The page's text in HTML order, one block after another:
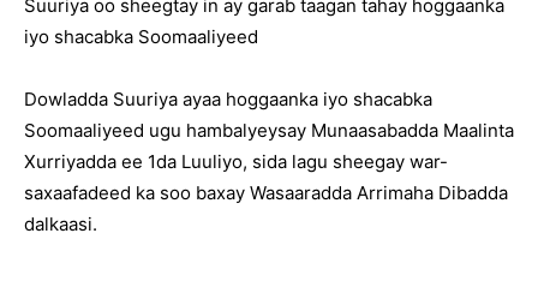
Suuriya oo sheegtay in ay garab taagan tahay hoggaanka
iyo shacabka Soomaaliyeed
Dowladda Suuriya ayaa hoggaanka iyo shacabka
Soomaaliyeed ugu hambalyeysay Munaasabadda Maalinta
Xurriyadda ee 1da Luuliyo, sida lagu sheegay war-
saxaafadeed ka soo baxay Wasaaradda Arrimaha Dibadda
dalkaasi.